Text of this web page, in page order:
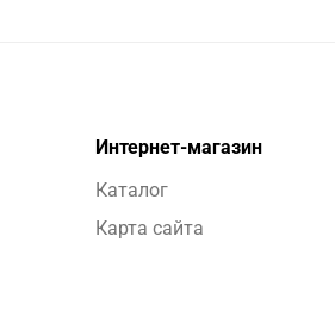
Интернет-магазин
Каталог
Карта сайта